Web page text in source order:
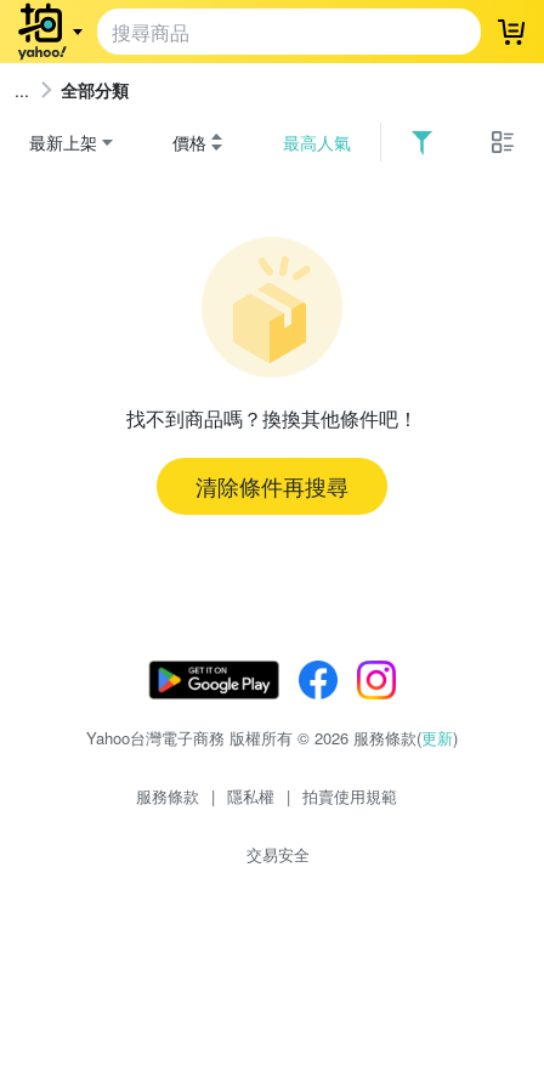
登
全部分類
最新上架 價格 最高人氣
找不到商品嗎？換換其他條件吧！
清除條件再搜尋
Yahoo台灣電子商務 版權所有 © 2026 服務條款(更新)
服務條款 | 隱私權 | 拍賣使用規範
交易安全